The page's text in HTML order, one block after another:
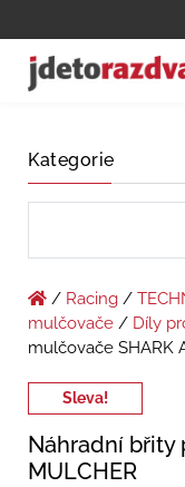
Kategorie
/ Racing /
mulčovače / Díly
mulčovače SHARK
Sleva!
Náhradní břity
MULCHER